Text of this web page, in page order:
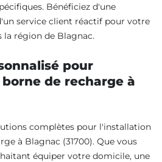
Bénéficiez d'une
service client réactif pour votre
région de Blagnac.
pour
de recharge à
complètes pour l'installation
à Blagnac (31700). Que vous
équiper votre domicile, une